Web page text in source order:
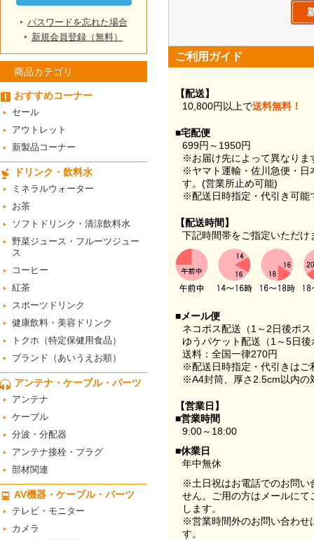
ご利用ガイド
【配送】
10,800円以上で送料無料！
■宅配便
699円～1950円
※お届け先によって異なりま
※ヤマト運輸・佐川急便・日
す。(営業所止め可能)
※配送日時指定・代引き可能
【配送時間】
下記時間帯をご指定いただけ
■メール便
ネコポス配送（1～2日後ポ
ゆうパケット配送（1～5日
送料：全国一律270円
※配送日時指定・代引きはご
※A4封筒、厚さ2.5cm以内の
【営業日】
■営業時間
9:00～18:00
■休業日
年中無休
※土日祝はお電話でのお問い
せん。ご用の方はメールに
します。
※営業時間外のお問い合わせ
す。
パスワードを忘れた場合
新規会員登録（無料）
商品カテゴリ
おすすめコーナー
セール
アウトレット
新製品コーナー
ドリンク・飲料水
ミネラルウォーター
お茶
ソフトドリンク・清涼飲料水
野菜ジュース・フルーツジュー
ス
コーヒー
紅茶
スポーツドリンク
健康飲料・美容ドリンク
トクホ（特定保健用食品）
ブランド（あいうえお順）
アンテナ・ケーブル・パーツ
アンテナ
ケーブル
分波・分配器
アンテナ接栓・プラグ
部材関連
AV機器・ケーブル・パーツ
テレビ・モニター
カメラ